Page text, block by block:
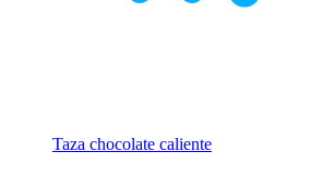
Taza chocolate caliente